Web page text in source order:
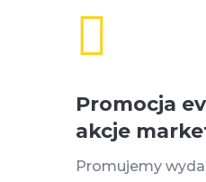

Promocja
akcje
Promujemy